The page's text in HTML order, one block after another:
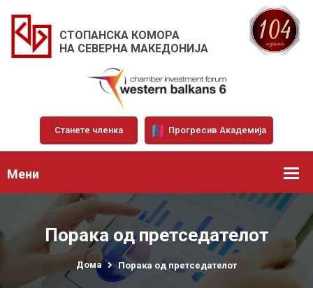
СТОПАНСКА КОМОРА
НА СЕВЕРНА МАКЕДОНИЈА
Станете членка Прогресив Академија
Мени
Порака од претседателот
Дома Порака од претседателот